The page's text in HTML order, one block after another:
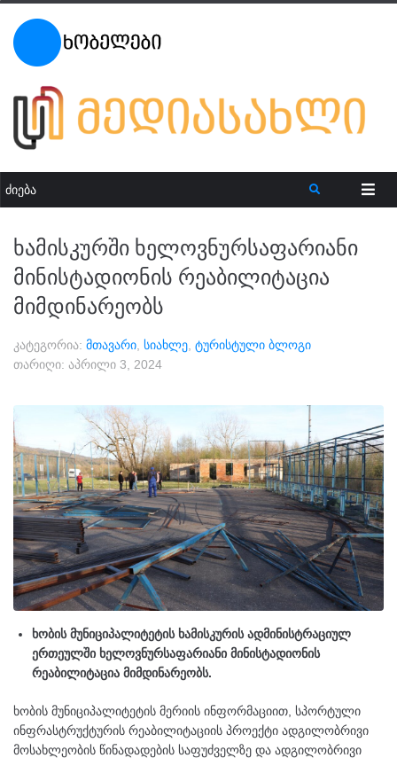
ხამისკურში ხელოვნურსაფარიანი
მინისტადიონის რეაბილიტაცია
მიმდინარეობს
კატეგორია: მთავარი სიახლე ტურისტული ბლოგი
თარიღი: აპრილი 3, 2024
ხობის მუნიციპალიტეტის ხამისკურის ადმინისტრაციულ
ერთეულში ხელოვნურსაფარიანი მინისტადიონის
რეაბილიტაცია მიმდინარეობს.
ხობის მუნიციპალიტეტის მერიის ინფორმაციით, სპორტული
ინფრასტრუქტურის რეაბილიტაციის პროექტი ადგილობრივი
მოსახლეობის წინადადების საფუძველზე და ადგილობრივი